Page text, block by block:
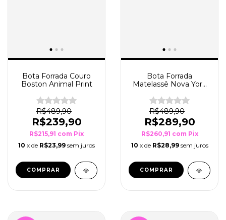
Bota Forrada Couro
Boston Animal Print
R$489,90
R$239,90
R$215,91 com Pix
10 x de R$23,99 sem juros
COMPRAR
Bota Forrada
Matelassê Nova York
R$489,90
R$289,90
R$260,91 com Pix
10 x de R$28,99 sem juros
COMPRAR